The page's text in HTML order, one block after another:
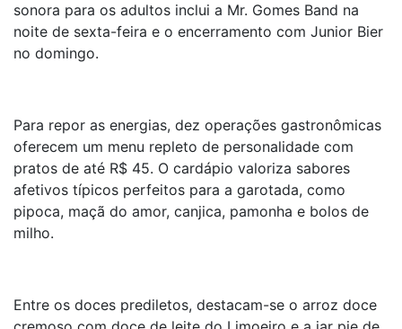
sonora para os adultos inclui a Mr. Gomes Band na
noite de sexta-feira e o encerramento com Junior Bier
no domingo.
Para repor as energias, dez operações gastronômicas
oferecem um menu repleto de personalidade com
pratos de até R$ 45. O cardápio valoriza sabores
afetivos típicos perfeitos para a garotada, como
pipoca, maçã do amor, canjica, pamonha e bolos de
milho.
Entre os doces prediletos, destacam-se o arroz doce